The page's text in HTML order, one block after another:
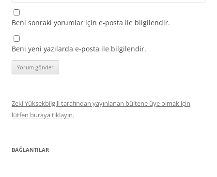
Beni sonraki yorumlar için e-posta ile bilgilendir.
Beni yeni yazılarda e-posta ile bilgilendir.
Zeki Yüksekbilgili tarafından yayınlanan bültene üye olmak için
lütfen buraya tıklayın.
BAĞLANTILAR